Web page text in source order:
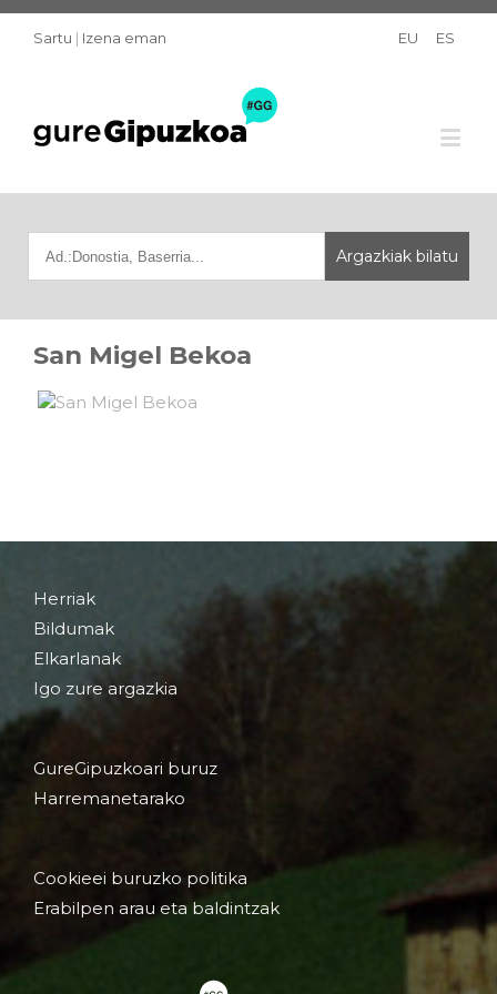
Sartu | Izena eman EU ES
San Migel Bekoa
Herriak
Bildumak
Elkarlanak
Igo zure argazkia
GureGipuzkoari buruz
Harremanetarako
Cookieei buruzko politika
Erabilpen arau eta baldintzak